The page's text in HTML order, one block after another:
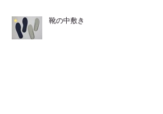
靴の中敷き